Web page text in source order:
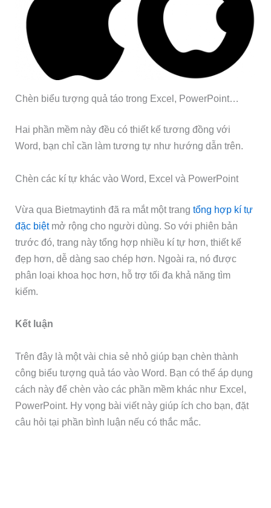
Chèn biểu tượng quả táo trong Excel, PowerPoint…
Hai phần mềm này đều có thiết kế tương đồng với
Word, bạn chỉ cần làm tương tự như hướng dẫn trên.
Chèn các kí tự khác vào Word, Excel và PowerPoint
Vừa qua Bietmaytinh đã ra mắt một trangtổng hợp kí tự
đặc biệtmở rộng cho người dùng. So với phiên bản
trước đó, trang này tổng hợp nhiều kí tự hơn, thiết kế
đẹp hơn, dễ dàng sao chép hơn. Ngoài ra, nó được
phân loại khoa học hơn, hỗ trợ tối đa khả năng tìm
kiếm.
Kết luận
Trên đây là một vài chia sẻ nhỏ giúp bạn chèn thành
công biểu tượng quả táo vào Word. Bạn có thể áp dụng
cách này để chèn vào các phần mềm khác như Excel,
PowerPoint. Hy vọng bài viết này giúp ích cho bạn, đặt
câu hỏi tại phần bình luận nếu có thắc mắc.